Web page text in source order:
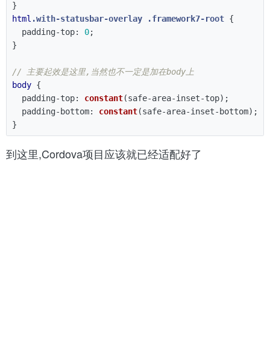
}
html .with-statusbar-overlay .framework7-root {
padding-top: 0;
}
// 主要起效是这里,当然也不一定是加在body上
body {
padding-top: constant(safe-area-inset-top);
padding-bottom: constant(safe-area-inset-bottom);
}
到这里,Cordova项目应该就已经适配好了